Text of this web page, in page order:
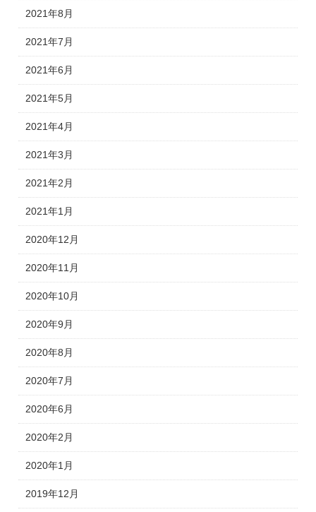
2021年8月
2021年7月
2021年6月
2021年5月
2021年4月
2021年3月
2021年2月
2021年1月
2020年12月
2020年11月
2020年10月
2020年9月
2020年8月
2020年7月
2020年6月
2020年2月
2020年1月
2019年12月